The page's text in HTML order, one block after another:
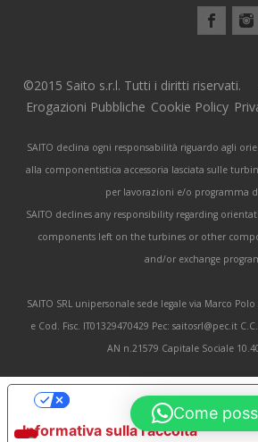
©2015 Saito s.r.l. Tutti i diritti riservati.
Erogazioni Pubbliche Cookie Policy
SAITO declina ogni responsabilità riguardo agli
alla componentistica accessoria lasciata sulle
per lavorazioni e/o programma
SAITO declines any responsibility regarding
components left on the turbines or other
and/or exchange
SAITO SRL unipersonale sede legale via Marco
e Cod. Fisc. IT01329470429 Pec: saitosrl@pec.it
AN n.21579 Capitale Sociale
Come
Informativa sulla raccolta
Le tue preferenze relative